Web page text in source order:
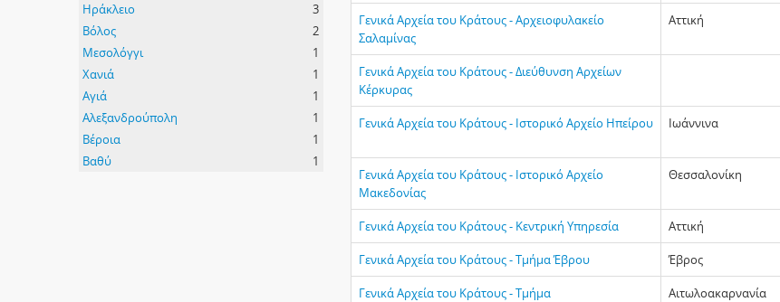
Ηράκλειο
3
Βόλος
2
Mεσολόγγι
1
Xανιά
1
Αγιά
1
Αλεξανδρούπολη
1
Βέροια
1
Βαθύ
1
Γενικά Αρχεία του Κράτους - Αρχειοφυλακείο
Σαλαμίνας
Αττική
Γενικά Αρχεία του Κράτους - Διεύθυνση Αρχείων
Κέρκυρας
Γενικά Αρχεία του Κράτους - Ιστορικό Αρχείο Ηπείρου Ιωάννινα
Γενικά Αρχεία του Κράτους - Ιστορικό Αρχείο
Μακεδονίας
Θεσσαλονίκη
Γενικά Αρχεία του Κράτους - Κεντρική Υπηρεσία Αττική
Γενικά Αρχεία του Κράτους - Τμήμα Έβρου Έβρος
Γενικά Αρχεία του Κράτους - Τμήμα
Αιτωλοακαρνανία